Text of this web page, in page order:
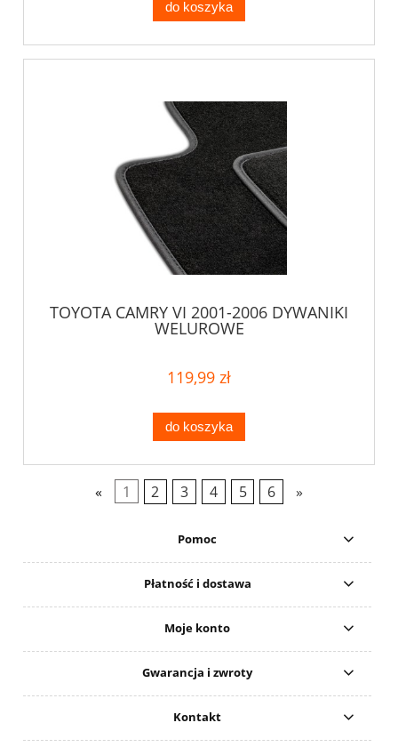
do koszyka
TOYOTA CAMRY VI 2001-2006 DYWANIKI
WELUROWE
119,99 zł
do koszyka
« 1 2 3 4 5 6 »
Pomoc
Płatność i dostawa
Moje konto
Gwarancja i zwroty
Kontakt